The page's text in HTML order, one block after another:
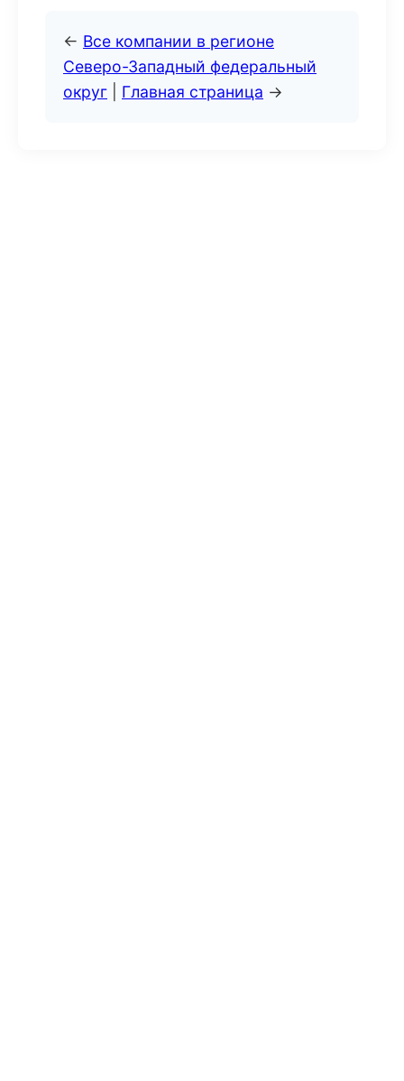
← Все компании в регионе
Северо-Западный федеральный
округ
Главная страница →